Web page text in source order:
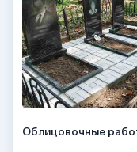
Облицовочные